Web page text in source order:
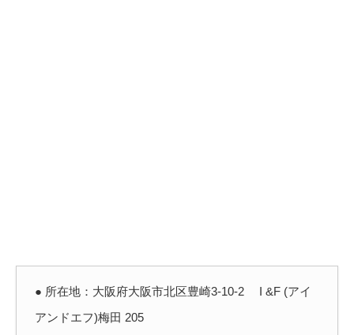
● 所在地：大阪府大阪市北区豊崎3-10-2 I &F (アイ
アンドエフ)梅田 205